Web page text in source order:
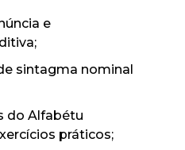
e
sintagma nominal
do Alfabétu
práticos;